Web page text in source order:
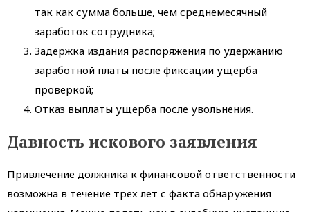
так как сумма больше, чем среднемесячный
заработок сотрудника;
Задержка издания распоряжения по удержанию
заработной платы после фиксации ущерба
проверкой;
Отказ выплаты ущерба после увольнения.
Давность искового заявления
Привлечение должника к финансовой ответственности
возможна в течение трех лет с факта обнаружения